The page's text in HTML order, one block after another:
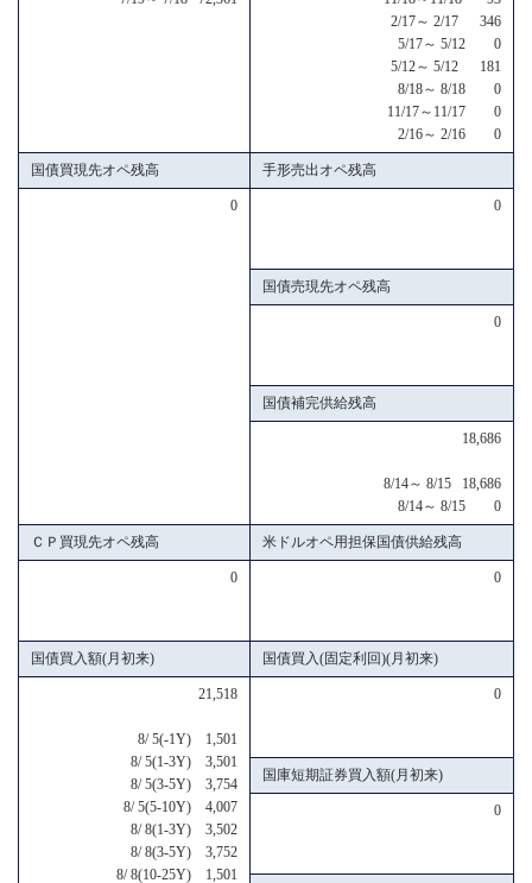
2/17～ 2/17 346
5/17～ 5/12 0
5/12～ 5/12 181
8/18～ 8/18 0
11/17～11/17 0
2/16～ 2/16 0
国債買現先オペ残高 手形売出オペ残高
0 0
国債売現先オペ残高
0
国債補完供給残高
18,686
8/14～ 8/15 18,686
8/14～ 8/15 0
ＣＰ買現先オペ残高 米ドルオペ用担保国債供給残高
0 0
国債買入額(月初来) 国債買入(固定利回)(月初来)
21,518
8/ 5(-1Y) 1,501
8/ 5(1-3Y) 3,501
8/ 5(3-5Y) 3,754
8/ 5(5-10Y) 4,007
8/ 8(1-3Y) 3,502
8/ 8(3-5Y) 3,752
8/ 8(10-25Y) 1,501
0
国庫短期証券買入額(月初来)
0